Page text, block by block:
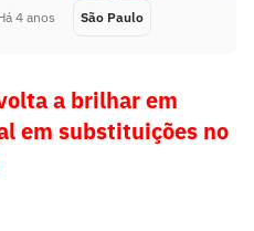
4 anos São Paulo
a brilhar em
em substituições no